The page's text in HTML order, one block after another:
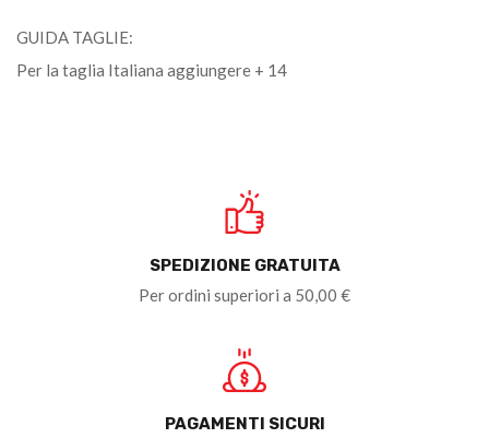
GUIDA TAGLIE:
Per la taglia Italiana aggiungere + 14
SPEDIZIONE GRATUITA
Per ordini superiori a 50,00 €
PAGAMENTI SICURI